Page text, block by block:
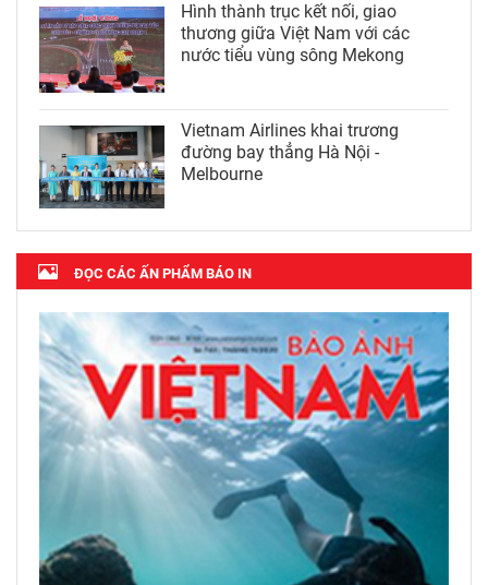
Hình thành trục kết nối, giao
thương giữa Việt Nam với các
nước tiểu vùng sông Mekong
Vietnam Airlines khai trương
đường bay thẳng Hà Nội -
Melbourne
ĐỌC CÁC ẤN PHẨM BÁO IN